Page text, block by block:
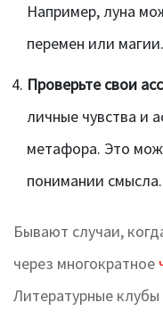
Например, луна
перемен или магии.
Проверьте свои
личные чувства и
метафора. Это
понимании смысла.
Бывают случаи,
через многократное
Литературные